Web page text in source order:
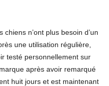
n’ont plus besoin d’un
une utilisation régulière,
testé personnellement sur
après avoir remarqué
huit jours et est maintenant